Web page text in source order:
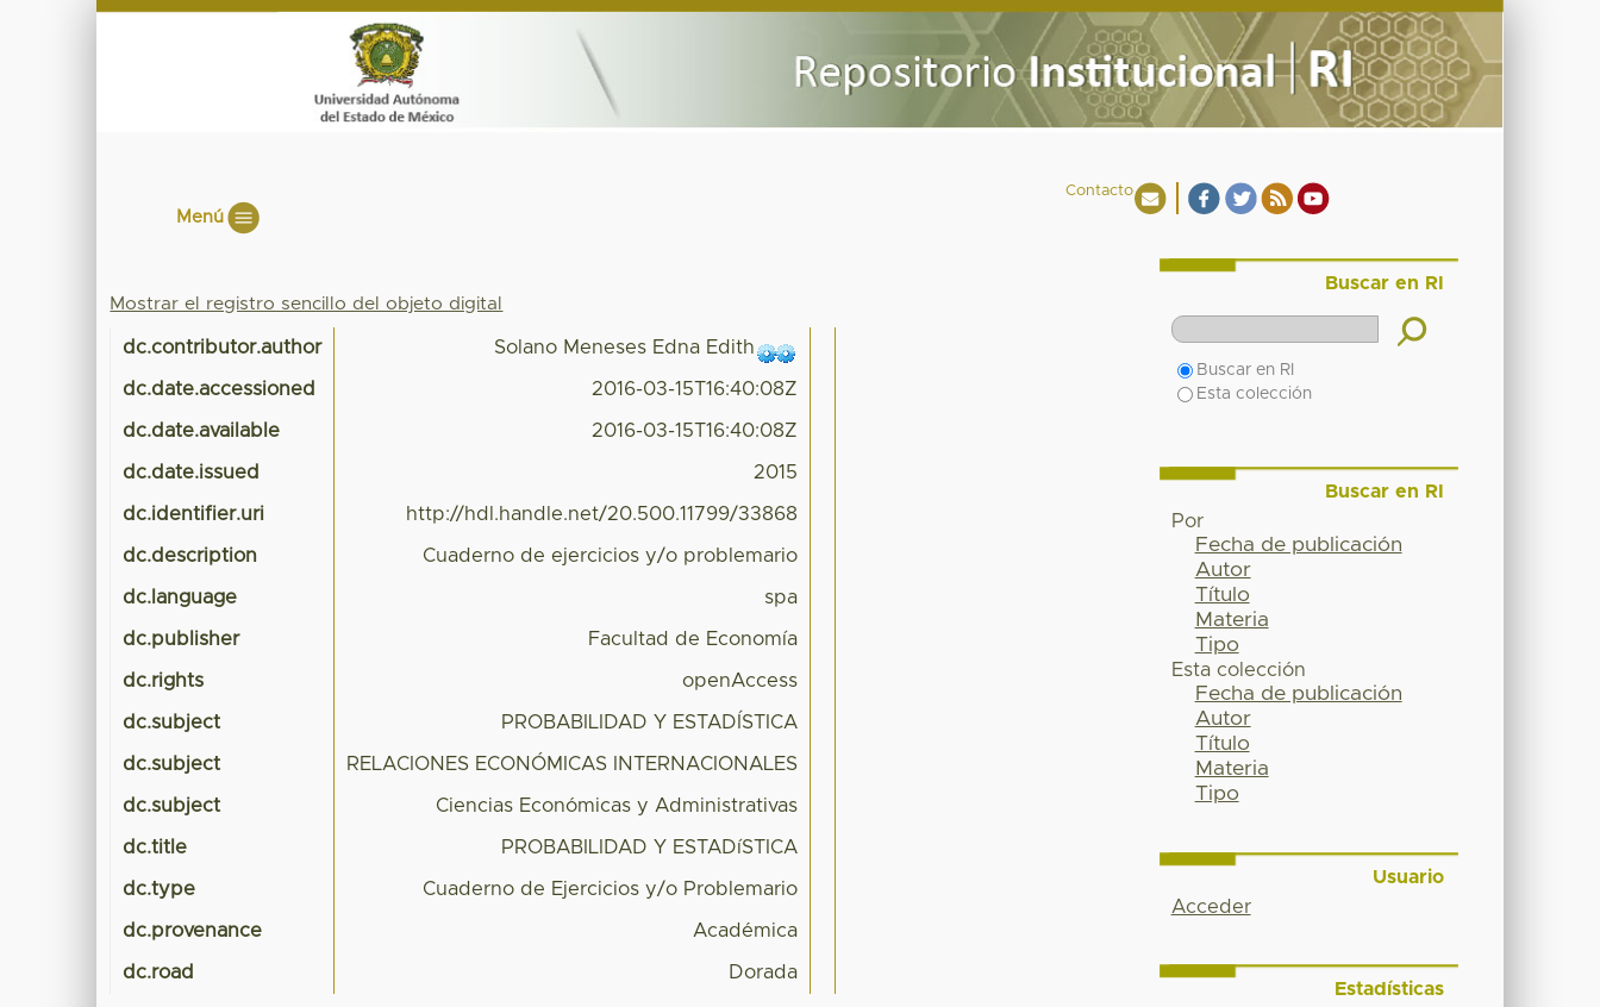
Contacto
Menú
Mostrar el registro sencillo del objeto digital
dc.contributor.author Solano Meneses Edna Edith
dc.date.accessioned 2016-03-15T16:40:08Z
dc.date.available 2016-03-15T16:40:08Z
dc.date.issued 2015
dc.identifier.uri http://hdl.handle.net/20.500.11799/33868
dc.description Cuaderno de ejercicios y/o problemario
dc.language spa
dc.publisher Facultad de Economía
dc.rights openAccess
dc.subject PROBABILIDAD Y ESTADÍSTICA
dc.subject RELACIONES ECONÓMICAS INTERNACIONALES
dc.subject Ciencias Económicas y Administrativas
dc.title PROBABILIDAD Y ESTADíSTICA
dc.type Cuaderno de Ejercicios y/o Problemario
dc.provenance Académica
dc.road Dorada
Buscar en RI
Buscar en RI
Esta colección
Buscar en RI
Por
Fecha de publicación
Autor
Título
Materia
Tipo
Esta colección
Fecha de publicación
Autor
Título
Materia
Tipo
Usuario
Acceder
Estadísticas